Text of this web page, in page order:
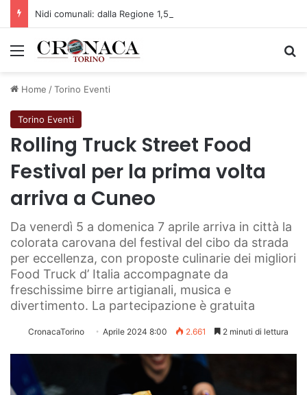
Menu
Home /Torino Eventi
Torino Eventi
Rolling Truck Street Food
Festival per la prima volta
arriva a Cuneo
Da venerdì 5 a domenica 7 aprile arriva in città la
colorata carovana del festival del cibo da strada
per eccellenza, con proposte culinarie dei migliori
Food Truck d’ Italia accompagnate da
freschissime birre artigianali, musica e
divertimento. La partecipazione è gratuita
CronacaTorino Aprile 2024 8:00 2.661 2 minuti di lettura